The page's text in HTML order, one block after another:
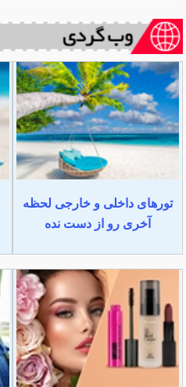
تورهای داخلی و خارجی لحظه
آخری رو از دست نده